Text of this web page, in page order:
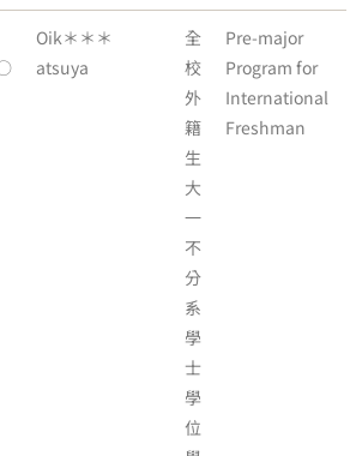
Oik＊＊＊
atsuya
全
校
外
籍
生
大
一
不
分
系
學
士
學
位
Pre-major
Program for
International
Freshman